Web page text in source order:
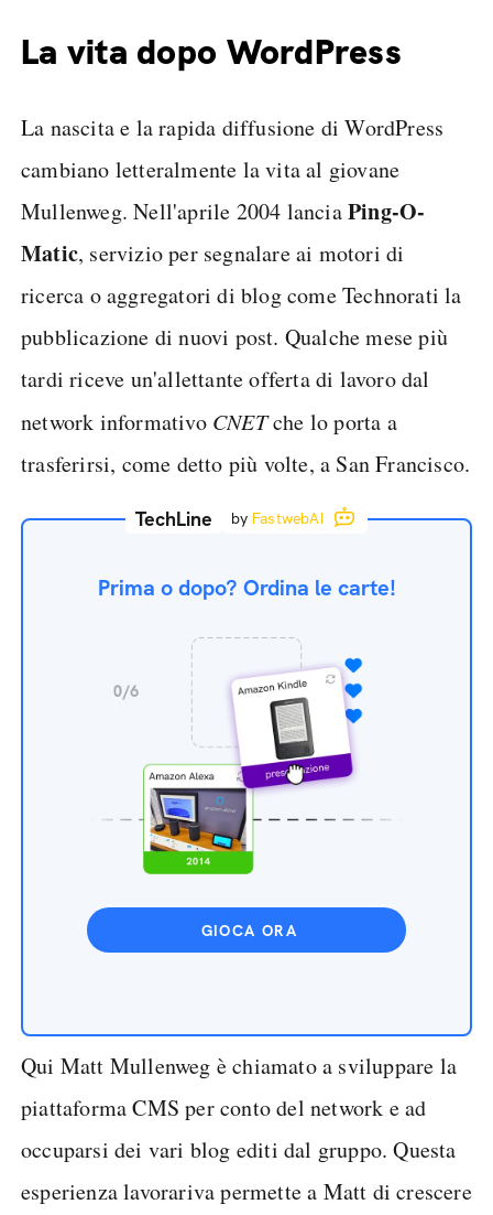
La vita dopo WordPress
La nascita e la rapida diffusione di WordPress
cambiano letteralmente la vita al giovane
Mullenweg. Nell'aprile 2004 lanciaPing-O-
Matic, servizio per segnalare ai motori di
ricerca o aggregatori di blog come Technorati la
pubblicazione di nuovi post. Qualche mese più
tardi riceve un'allettante offerta di lavoro dal
network informativo CNETche lo porta a
trasferirsi, come detto più volte, a San Francisco.
TechLine by FastwebAI
Prima o dopo? Ordina le carte!
GIOCA ORA
Qui Matt Mullenweg è chiamato a sviluppare la
piattaforma CMS per conto del network e ad
occuparsi dei vari blog editi dal gruppo. Questa
esperienza lavorariva permette a Matt di crescere